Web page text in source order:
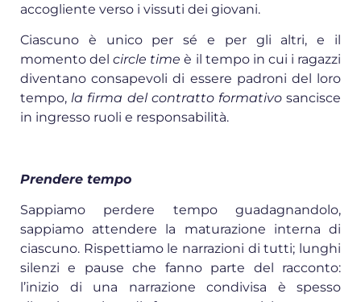
accogliente verso i vissuti dei giovani.
Ciascuno è unico per sé e per gli altri, e il
momento delcircle time è il tempo in cui i ragazzi
diventano consapevoli di essere padroni del loro
tempo,la firma del contratto formativosancisce
in ingresso ruoli e responsabilità.
Prendere tempo
Sappiamo perdere tempo guadagnandolo,
sappiamo attendere la maturazione interna di
ciascuno. Rispettiamo le narrazioni di tutti; lunghi
silenzi e pause che fanno parte del racconto:
l’inizio di una narrazione condivisa è spesso